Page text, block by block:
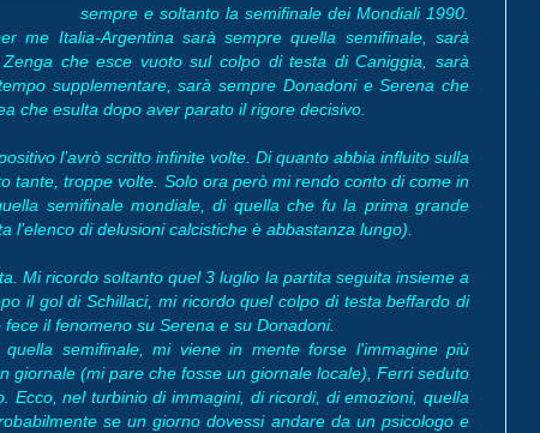
sempre e soltanto la semifinale dei Mondiali 1990.
me Italia-Argentina sarà sempre quella semifinale, sarà
che esce vuoto sul colpo di testa di Caniggia, sarà
supplementare, sarà sempre Donadoni e Serena che
che esulta dopo aver parato il rigore decisivo.
l’avrò scritto infinite volte. Di quanto abbia influito sulla
tante, troppe volte. Solo ora però mi rendo conto di come in
semifinale mondiale, di quella che fu la prima grande
di delusioni calcistiche è abbastanza lungo).
Mi ricordo soltanto quel 3 luglio la partita seguita insieme a
il gol di Schillaci, mi ricordo quel colpo di testa beffardo di
il fenomeno su Serena e su Donadoni.
semifinale, mi viene in mente forse l'immagine più
giornale (mi pare che fosse un giornale locale), Ferri seduto
Ecco, nel turbinio di immagini, di ricordi, di emozioni, quella
se un giorno dovessi andare da un psicologo e